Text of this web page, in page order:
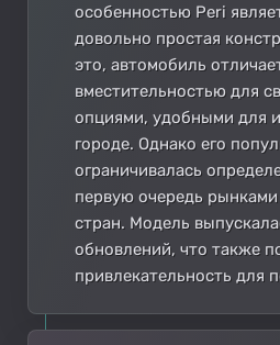
особенностью Peri
довольно простая
это, автомобиль
вместительностью для
опциями, удобными для
городе. Однако его
ограничивалась
первую очередь
стран. Модель
обновлений, что также
привлекательность для